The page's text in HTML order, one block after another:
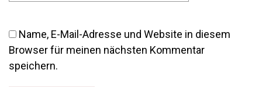
Name, E-Mail-Adresse und Website in diesem
Browser für meinen nächsten Kommentar
speichern.